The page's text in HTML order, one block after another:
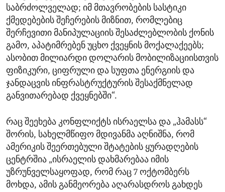
საბრძოლველად; იმ მთავრობების სასტიკი
ქმედებების შეჩერების მიზნით, რომლებიც
შერჩევითი მანიპულაციის შესაძლებლობის ქონის
გამო, აპატიმრებენ უცხო ქვეყნის მოქალაქეებს;
ასობით მილიარდი დოლარის მობილიზაციისთვის
ფიზიკური, ციფრული და სუფთა ენერგიის და
ჯანდაცვის ინფრასტრუქტურის შესაქმნელად
განვითარებად ქვეყნებში“.
რაც შეეხება კონფლიქტს ისრაელსა და „ჰამასს“
შორის, სახელმწიფო მდივანმა აღნიშნა, რომ
ამერიკის შეერთებული შტატების ყურადღების
ცენტრშია „ისრაელის დახმარებაა იმის
უზრუნველსაყოფად, რომ რაც 7 ოქტომბერს
მოხდა, ამის განმეორება აღარასდროს გახდეს